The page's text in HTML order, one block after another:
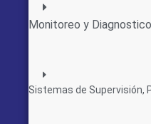
Monitoreo y
Sistemas de Supervisión,